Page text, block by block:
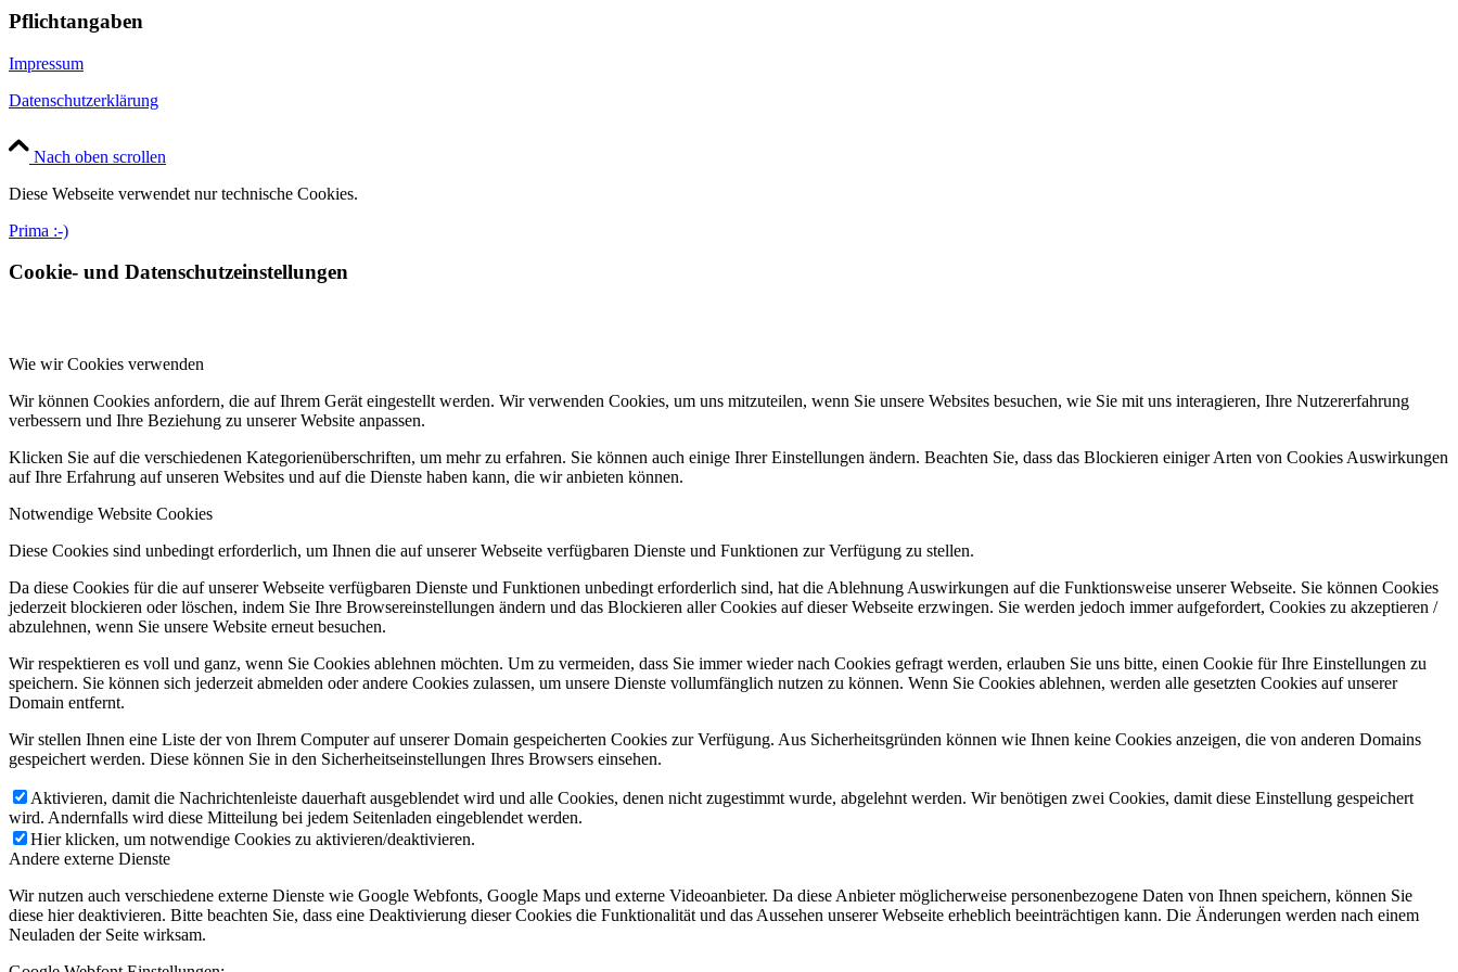
Pflichtangaben
Impressum
Datenschutzerklärung
Nach oben scrollen
Diese Webseite verwendet nur technische Cookies.
Prima :-)
Cookie- und Datenschutzeinstellungen
Wie wir Cookies verwenden
Wir können Cookies anfordern, die auf Ihrem Gerät eingestellt werden. Wir verwenden Cookies, um uns mitzuteilen, wenn Sie unsere Websites besuchen, wie Sie mit uns interagieren, Ihre Nutzererfahrung
verbessern und Ihre Beziehung zu unserer Website anpassen.
Klicken Sie auf die verschiedenen Kategorienüberschriften, um mehr zu erfahren. Sie können auch einige Ihrer Einstellungen ändern. Beachten Sie, dass das Blockieren einiger Arten von Cookies Auswirkungen
auf Ihre Erfahrung auf unseren Websites und auf die Dienste haben kann, die wir anbieten können.
Notwendige Website Cookies
Diese Cookies sind unbedingt erforderlich, um Ihnen die auf unserer Webseite verfügbaren Dienste und Funktionen zur Verfügung zu stellen.
Da diese Cookies für die auf unserer Webseite verfügbaren Dienste und Funktionen unbedingt erforderlich sind, hat die Ablehnung Auswirkungen auf die Funktionsweise unserer Webseite. Sie können Cookies
jederzeit blockieren oder löschen, indem Sie Ihre Browsereinstellungen ändern und das Blockieren aller Cookies auf dieser Webseite erzwingen. Sie werden jedoch immer aufgefordert, Cookies zu akzeptieren /
abzulehnen, wenn Sie unsere Website erneut besuchen.
Wir respektieren es voll und ganz, wenn Sie Cookies ablehnen möchten. Um zu vermeiden, dass Sie immer wieder nach Cookies gefragt werden, erlauben Sie uns bitte, einen Cookie für Ihre Einstellungen zu
speichern. Sie können sich jederzeit abmelden oder andere Cookies zulassen, um unsere Dienste vollumfänglich nutzen zu können. Wenn Sie Cookies ablehnen, werden alle gesetzten Cookies auf unserer
Domain entfernt.
Wir stellen Ihnen eine Liste der von Ihrem Computer auf unserer Domain gespeicherten Cookies zur Verfügung. Aus Sicherheitsgründen können wie Ihnen keine Cookies anzeigen, die von anderen Domains
gespeichert werden. Diese können Sie in den Sicherheitseinstellungen Ihres Browsers einsehen.
Aktivieren, damit die Nachrichtenleiste dauerhaft ausgeblendet wird und alle Cookies, denen nicht zugestimmt wurde, abgelehnt werden. Wir benötigen zwei Cookies, damit diese Einstellung gespeichert
wird. Andernfalls wird diese Mitteilung bei jedem Seitenladen eingeblendet werden.
Hier klicken, um notwendige Cookies zu aktivieren/deaktivieren.
Andere externe Dienste
Wir nutzen auch verschiedene externe Dienste wie Google Webfonts, Google Maps und externe Videoanbieter. Da diese Anbieter möglicherweise personenbezogene Daten von Ihnen speichern, können Sie
diese hier deaktivieren. Bitte beachten Sie, dass eine Deaktivierung dieser Cookies die Funktionalität und das Aussehen unserer Webseite erheblich beeinträchtigen kann. Die Änderungen werden nach einem
Neuladen der Seite wirksam.